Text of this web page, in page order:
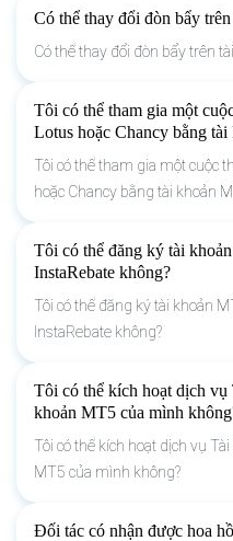
Có thể thay đổi đòn bẩy
Có thể thay đổi đòn bẩy trên
Tôi có thể tham gia một
Lotus hoặc Chancy bằng
Tôi có thể tham gia một cuộc
hoặc Chancy bằng tài khoản
Tôi có thể đăng ký tài
InstaRebate không?
Tôi có thể đăng ký tài khoản
InstaRebate không?
Tôi có thể kích hoạt dịch vụ
khoản MT5 của mình
Tôi có thể kích hoạt dịch vụ
MT5 của mình không?
Đối tác có nhận được hoa